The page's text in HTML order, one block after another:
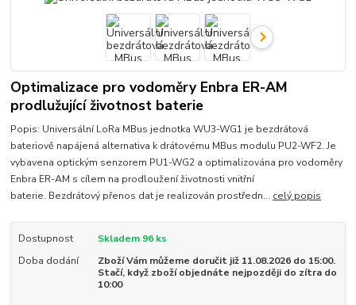
Optimalizace pro vodoměry Enbra ER-AM
prodlužující životnost baterie
Popis: Universální LoRa MBus jednotka WU3-WG1 je bezdrátová
bateriově napájená alternativa k drátovému MBus modulu PU2-WF2. Je
vybavena optickým senzorem PU1-WG2 a optimalizována pro vodoměry
Enbra ER-AM s cílem na prodloužení životnosti vnitřní
baterie. Bezdrátový přenos dat je realizován prostředn... celý popis
Dostupnost
Skladem 96 ks
Doba dodání
Zboží Vám můžeme doručit již 11.08.2026 do 15:00.
Stačí, když zboží objednáte nejpozději do zítra do
10:00